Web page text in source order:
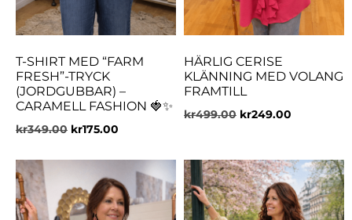
T-SHIRT MED “FARM
FRESH”-TRYCK
(JORDGUBBAR) –
CARAMELL FASHION 🍓✨
kr349.00 kr175.00
HÄRLIG CERISE
KLÄNNING MED VOLANG
FRAMTILL
kr499.00 kr249.00